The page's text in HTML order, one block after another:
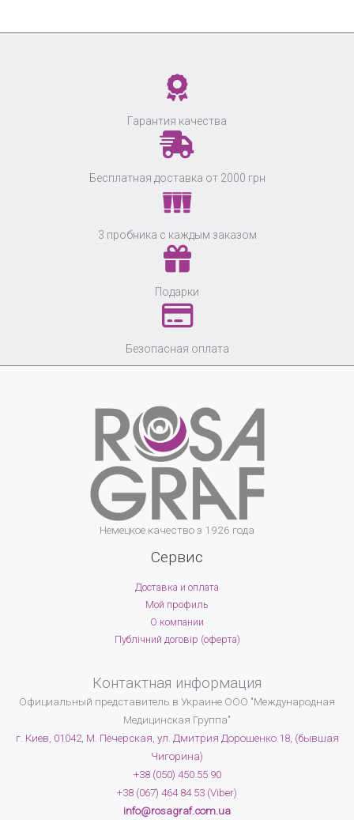
Гарантия качества
Бесплатная доставка от 2000 грн
3 пробника с каждым заказом
Подарки
Безопасная оплата
Немецкое качество з 1926 года
Сервис
Доставка и оплата
Мой профиль
О компании
Публічний договір (оферта)
Контактная информация
Официальный представитель в Украине ООО "Международная
Медицинская Группа"
г. Киев, 01042, М. Печерская, ул. Дмитрия Дорошенко 18, (бывшая
Чигорина)
+38 (050) 450 55 90
+38 (067) 464 84 53 (Viber)
info@rosagraf.com.ua